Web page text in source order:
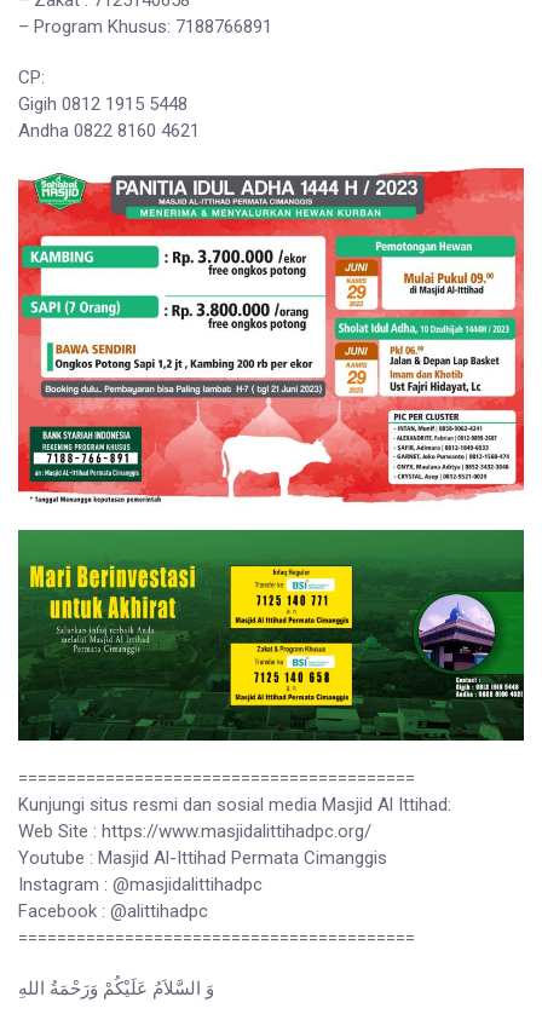
– Program Khusus: 7188766891
CP:
Gigih 0812 1915 5448
Andha 0822 8160 4621
=========================================
Kunjungi situs resmi dan sosial media Masjid Al Ittihad:
Web Site : https://www.masjidalittihadpc.org/
Youtube : Masjid Al-Ittihad Permata Cimanggis
Instagram : @masjidalittihadpc
Facebook : @alittihadpc
=========================================
وَ السَّلاَمُ عَلَيْكُمْ وَرَحْمَةُ اللهِ